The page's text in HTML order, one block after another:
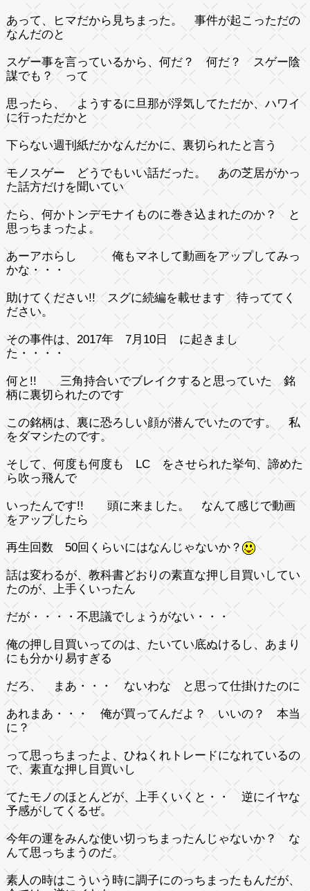
あって、ヒマだから見ちまった。 事件が起こっただの
なんだのと
スゲー事を言っているから、何だ？ 何だ？ スゲー陰
謀でも？ って
思ったら、 ようするに旦那が浮気してただか、ハワイ
に行っただかと
下らない週刊紙だかなんだかに、裏切られたと言う
モノスゲー どうでもいい話だった。 あの芝居がかっ
た話方だけを聞いてい
たら、何かトンデモナイものに巻き込まれたのか？ と
思っちまったよ。
あーアホらし 俺もマネして動画をアップしてみっ
かな・・・
助けてください!! スグに続編を載せます 待っててく
ださい。
その事件は、2017年 7月10日 に起きまし
た・・・・
何と!! 三角持合いでブレイクすると思っていた 銘
柄に裏切られたのです
この銘柄は、裏に恐ろしい顔が潜んでいたのです。 私
をダマシたのです。
そして、何度も何度も LC をさせられた挙句、諦めた
ら吹っ飛んで
いったんです!! 頭に来ました。 なんて感じで動画
をアップしたら
再生回数 50回くらいにはなんじゃないか？
話は変わるが、教科書どおりの素直な押し目買いしてい
たのが、上手くいったん
だが・・・・不思議でしょうがない・・・
俺の押し目買いってのは、たいてい底ぬけるし、あまり
にも分かり易すぎる
だろ、 まあ・・・ ないわな と思って仕掛けたのに
あれまあ・・・ 俺が買ってんだよ？ いいの？ 本当
に？
って思っちまったよ、ひねくれトレードになれているの
で、素直な押し目買いし
てたモノのほとんどが、上手くいくと・・ 逆にイヤな
予感がしてくるぜ。
今年の運をみんな使い切っちまったんじゃないか？ な
んて思っちまうのだ。
素人の時はこういう時に調子にのっちまったもんだが、